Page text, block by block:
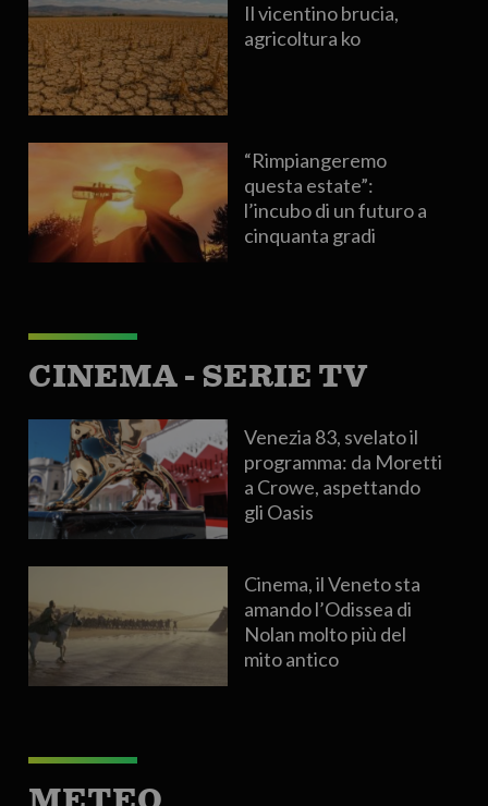
Il vicentino brucia,
agricoltura ko
“Rimpiangeremo
questa estate”:
l’incubo di un futuro a
cinquanta gradi
CINEMA - SERIE TV
Venezia 83, svelato il
programma: da Moretti
a Crowe, aspettando
gli Oasis
Cinema, il Veneto sta
amando l’Odissea di
Nolan molto più del
mito antico